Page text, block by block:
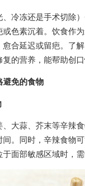
、冷冻还是手术切除
或色素沉着。饮食作
合延迟或留疤。了
的营养，能帮助创
避免的食物
蒜、芥末等辛辣食
。同时，辛辣食物
面部敏感区域时，